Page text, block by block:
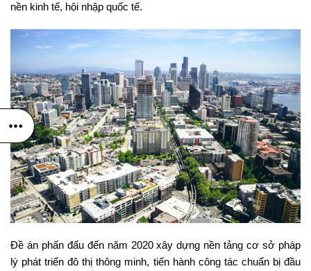
nền kinh tế, hội nhập quốc tế.
Đề án phấn đấu đến năm 2020 xây dựng nền tảng cơ sở pháp
lý phát triển đô thị thông minh, tiến hành công tác chuẩn bị đầu